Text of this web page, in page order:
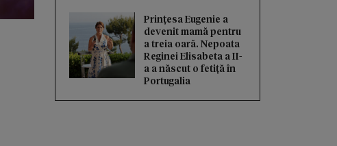
Prințesa Eugenie a
devenit mamă pentru
a treia oară. Nepoata
Reginei Elisabeta a II-
a a născut o fetiță în
Portugalia